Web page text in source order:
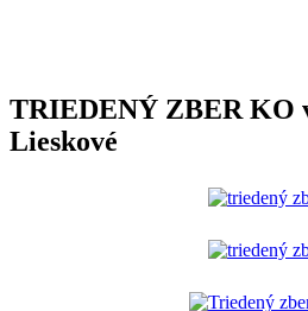
TRIEDENÝ ZBER KO
Lieskové